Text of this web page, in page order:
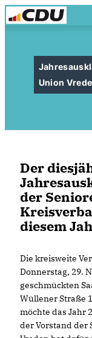
Union
Der
der
diesem
Die kreisweite
Donnerstag, 29.
geschmückten
Wüllener Straße
möchte das Jahr
der Vorstand der